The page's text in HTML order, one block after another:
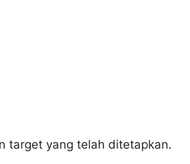
target yang telah ditetapkan.